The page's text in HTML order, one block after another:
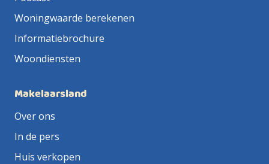
Woningwaarde berekenen
Informatiebrochure
Woondiensten
Makelaarsland
Over ons
In de pers
Huis verkopen